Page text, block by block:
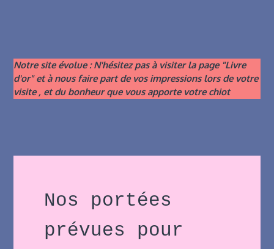
Notre site évolue : N'hésitez pas à visiter la page "Livre
d'or" et à nous faire part de vos impressions lors de votre
visite , et du bonheur que vous apporte votre chiot
Nos portées
prévues pour